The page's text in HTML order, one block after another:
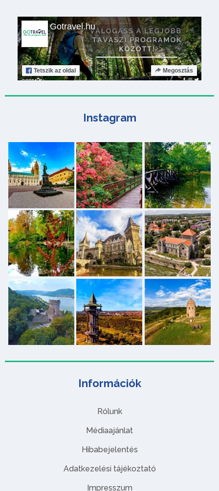
Információk
Rólunk
Médiaajánlat
Hibabejelentés
Adatkezelési tájékoztató
Impresszum
Gotravel.hu
Tetszik az oldal Megosztás
Instagram